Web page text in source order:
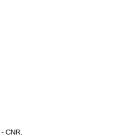
- CNR.